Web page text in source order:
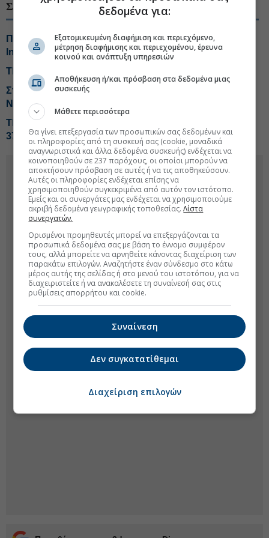
ΣΧΕΤΙΚΑ ΘΕΜΑΤΑ
Πώς είδαν οι αναλυτές το πρώτο εξάμηνο της Theon
International
Theon: «Buy» από Deutsche Bank μετά το εξάμηνο
Στρατηγική επένδυση του EFA Group στη Fractal
Networx της Κύπρου
Theon: Στα 248,7 εκατ. ο τζίρος στο εξάμηνο, άλμα
37,5% στα κέρδη προ φόρων
δεδομένα για:
Εξατομικευμένη διαφήμιση και περιεχόμενο,
μέτρηση διαφήμισης και περιεχομένου, έρευνα
κοινού και ανάπτυξη υπηρεσιών
Αποθήκευση ή/και πρόσβαση στα δεδομένα μιας
συσκευής
Μάθετε περισσότερα
Θα γίνει επεξεργασία των προσωπικών σας δεδομένων και
οι πληροφορίες από τη συσκευή σας (cookie, μοναδικά
αναγνωριστικά και άλλα δεδομένα συσκευής) ενδέχεται να
κοινοποιηθούν σε 237 παρόχους, οι οποίοι μπορούν να
αποκτήσουν πρόσβαση σε αυτές ή να τις αποθηκεύσουν.
Αυτές οι πληροφορίες ενδέχεται επίσης να
χρησιμοποιηθούν συγκεκριμένα από αυτόν τον ιστότοπο.
Εμείς και οι συνεργάτες μας ενδέχεται να χρησιμοποιούμε
ακριβή δεδομένα γεωγραφικής τοποθεσίας.Λίστα
συνεργατών.
Ορισμένοι προμηθευτές μπορεί να επεξεργάζονται τα
προσωπικά δεδομένα σας με βάση το έννομο συμφέρον
τους, αλλά μπορείτε να αρνηθείτε κάνοντας διαχείριση των
παρακάτω επιλογών. Αναζητήστε έναν σύνδεσμο στο κάτω
μέρος αυτής της σελίδας ή στο μενού του ιστοτόπου, για να
διαχειριστείτε ή να ανακαλέσετε τη συναίνεσή σας στις
ρυθμίσεις απορρήτου και cookie.
Συναίνεση
Δεν συγκατατίθεμαι
Διαχείριση επιλογών